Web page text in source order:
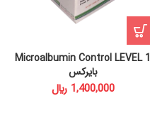
Microalbumin Control LEVEL 1
بایرکس
﷼